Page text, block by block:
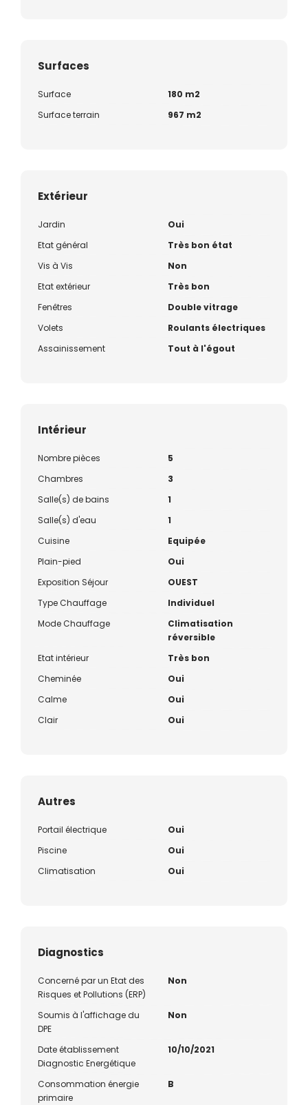
Surfaces
Surface
180 m2
Surface terrain
967 m2
Extérieur
Jardin
Oui
Etat général
Très bon état
Vis à Vis
Non
Etat extérieur
Très bon
Fenêtres
Double vitrage
Volets
Roulants électriques
Assainissement
Tout à l'égout
Intérieur
Nombre pièces
5
Chambres
3
Salle(s) de bains
1
Salle(s) d'eau
1
Cuisine
Equipée
Plain-pied
Oui
Exposition Séjour
OUEST
Type Chauffage
Individuel
Mode Chauffage
Climatisation
réversible
Etat intérieur
Très bon
Cheminée
Oui
Calme
Oui
Clair
Oui
Autres
Portail électrique
Oui
Piscine
Oui
Climatisation
Oui
Diagnostics
Concerné par un Etat des
Risques et Pollutions (ERP)
Non
Soumis à l'affichage du
DPE
Non
Date établissement
Diagnostic Energétique
10/10/2021
Consommation énergie
primaire
B